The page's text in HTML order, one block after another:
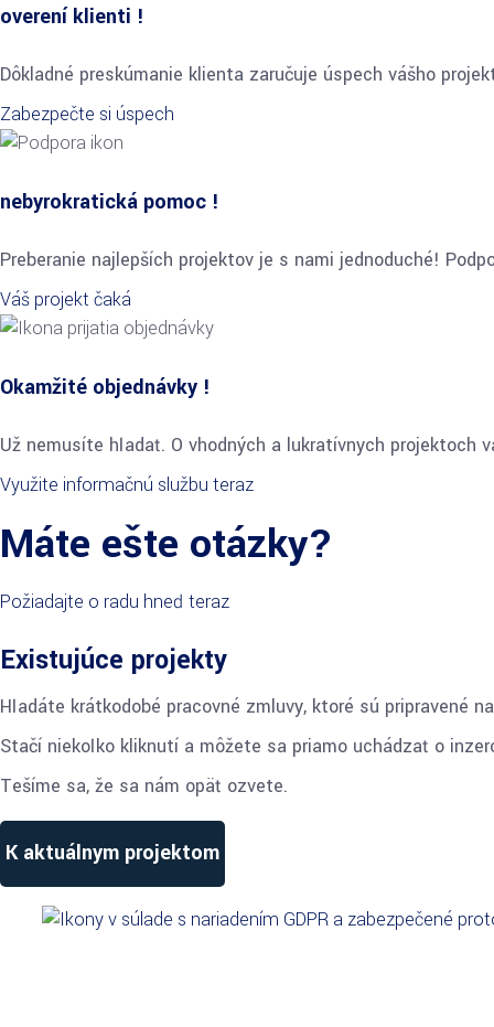
overení klienti !
Dôkladné preskúmanie klienta zaručuje úspech vášho
Zabezpečte si úspech
nebyrokratická pomoc !
Preberanie najlepších projektov je s nami jednoduché!
Váš projekt čaká
Okamžité objednávky !
Už nemusíte hľadať. O vhodných a lukratívnych projektoch
Využite informačnú službu teraz
Máte ešte otázky?
Požiadajte o radu hneď teraz
Existujúce projekty
Hľadáte krátkodobé pracovné zmluvy, ktoré sú pripravené
Stačí niekoľko kliknutí a môžete sa priamo uchádzať o
Tešíme sa, že sa nám opäť ozvete.
K aktuálnym projektom